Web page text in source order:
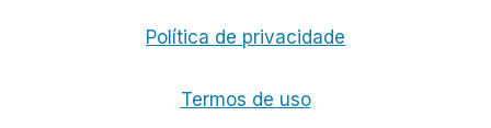
Política de privacidade
Termos de uso